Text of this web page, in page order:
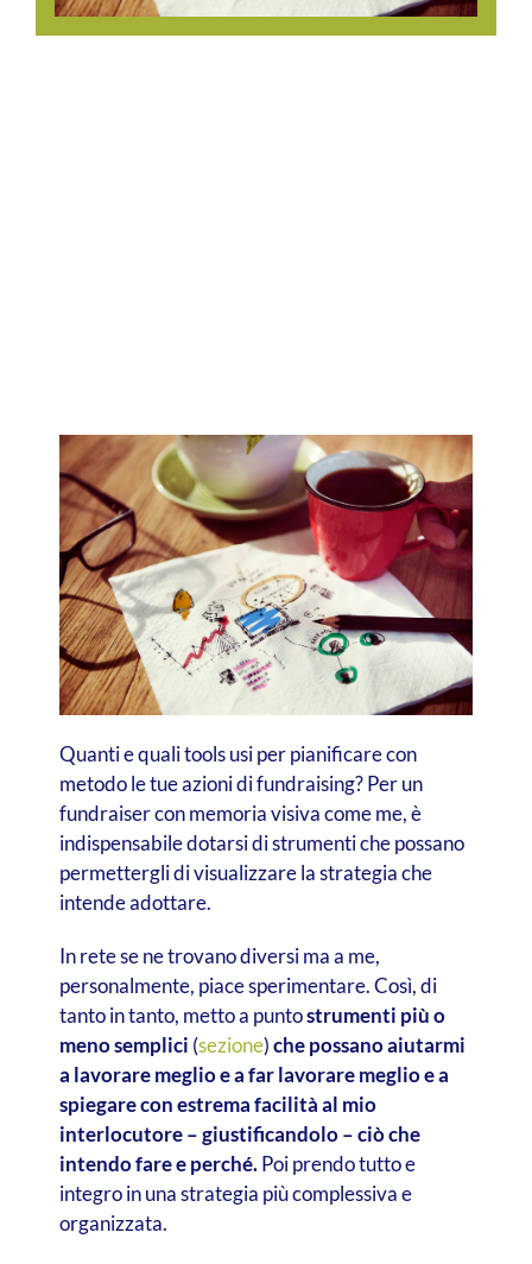
Quanti e quali tools usi per pianificare con
metodo le tue azioni di fundraising? Per un
fundraiser con memoria visiva come me, è
indispensabile dotarsi di strumenti che possano
permettergli di visualizzare la strategia che
intende adottare.
In rete se ne trovano diversi ma a me,
personalmente, piace sperimentare. Così, di
tanto in tanto, metto a puntostrumenti più o
meno semplici (sezione)che possano aiutarmi
a lavorare meglio e a far lavorare meglio e a
spiegare con estrema facilità al mio
interlocutore – giustificandolo – ciò che
intendo fare e perché.Poi prendo tutto e
integro in una strategia più complessiva e
organizzata.